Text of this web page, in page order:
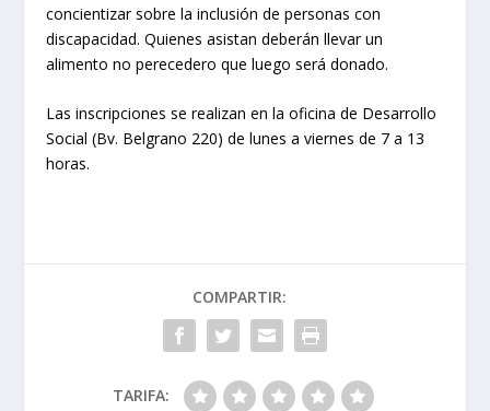
concientizar sobre la inclusión de personas con
discapacidad. Quienes asistan deberán llevar un
alimento no perecedero que luego será donado.
Las inscripciones se realizan en la oficina de Desarrollo
Social (Bv. Belgrano 220) de lunes a viernes de 7 a 13
horas.
COMPARTIR:
TARIFA: